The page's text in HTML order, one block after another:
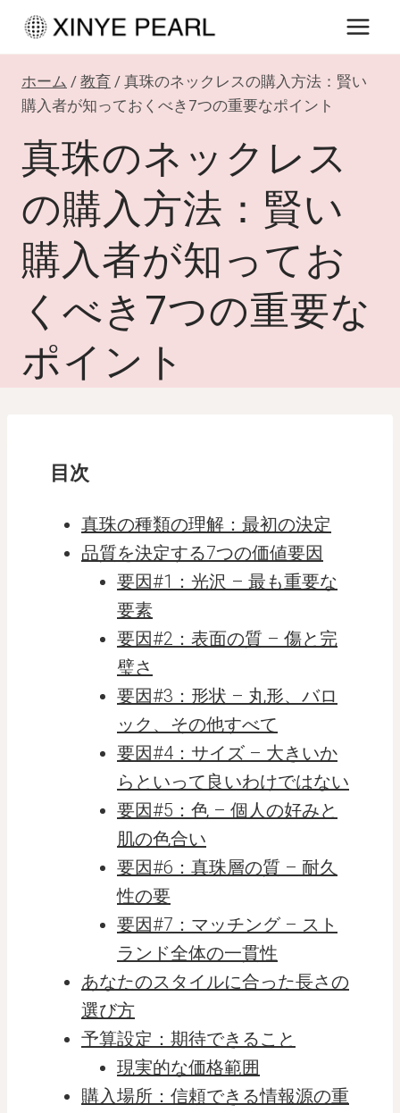
ホーム / 教育 / 真珠のネックレスの購入方法：賢い
購入者が知っておくべき7つの重要なポイント
真珠のネックレス
の購入方法：賢い
購入者が知ってお
くべき7つの重要な
ポイント
目次
真珠の種類の理解：最初の決定
品質を決定する7つの価値要因
要因#1：光沢 – 最も重要な
要素
要因#2：表面の質 – 傷と完
璧さ
要因#3：形状 – 丸形、バロ
ック、その他すべて
要因#4：サイズ – 大きいか
らといって良いわけではない
要因#5：色 – 個人の好みと
肌の色合い
要因#6：真珠層の質 – 耐久
性の要
要因#7：マッチング – スト
ランド全体の一貫性
あなたのスタイルに合った長さの
選び方
予算設定：期待できること
現実的な価格範囲
購入場所：信頼できる情報源の重